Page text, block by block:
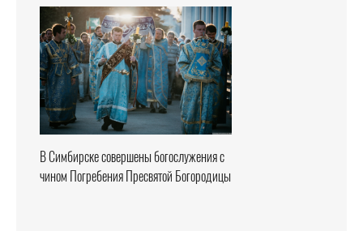
В Симбирске совершены богослужения с
чином Погребения Пресвятой Богородицы